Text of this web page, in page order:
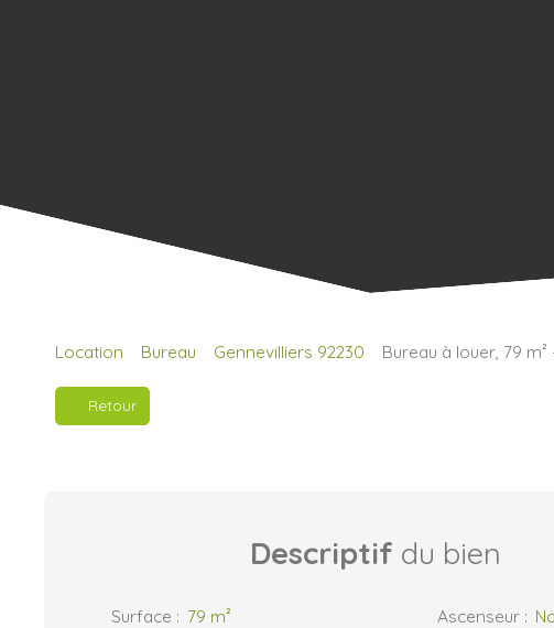
Location Bureau Gennevilliers 92230 Bureau à louer, 79
Retour
Descriptif du bien
Surface : 79 m² Ascenseur :